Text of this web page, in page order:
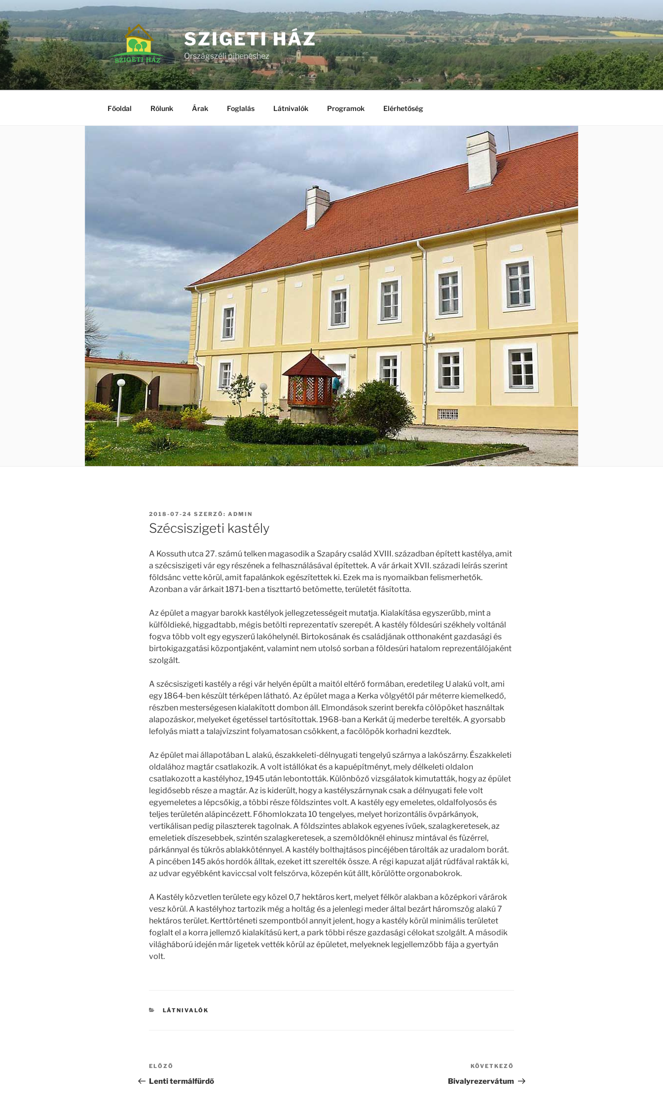
SZIGETI HÁZ
Országszéli pihenéshez
Főoldal Rólunk Árak Foglalás Látnivalók Programok Elérhetőség
BEKÜLDVE:
2018-07-24 SZERZŐ: ADMIN
Szécsiszigeti kastély
A Kossuth utca 27. számú telken magasodik a Szapáry család XVIII. században épített kastélya, amit
a szécsiszigeti vár egy részének a felhasználásával építettek. A vár árkait XVII. századi leírás szerint
földsánc vette körül, amit fapalánkok egészítettek ki. Ezek ma is nyomaikban felismerhetők.
Azonban a vár árkait 1871-ben a tiszttartó betömette, területét fásította.
Az épület a magyar barokk kastélyok jellegzetességeit mutatja. Kialakítása egyszerűbb, mint a
külföldieké, higgadtabb, mégis betölti reprezentatív szerepét. A kastély földesúri székhely voltánál
fogva több volt egy egyszerű lakóhelynél. Birtokosának és családjának otthonaként gazdasági és
birtokigazgatási központjaként, valamint nem utolsó sorban a földesúri hatalom reprezentálójaként
szolgált.
A szécsiszigeti kastély a régi vár helyén épült a maitól eltérő formában, eredetileg U alakú volt, ami
egy 1864-ben készült térképen látható. Az épület maga a Kerka völgyétől pár méterre kiemelkedő,
részben mesterségesen kialakított dombon áll. Elmondások szerint berekfa cölöpöket használtak
alapozáskor, melyeket égetéssel tartósítottak. 1968-ban a Kerkát új mederbe terelték. A gyorsabb
lefolyás miatt a talajvízszint folyamatosan csökkent, a facölöpök korhadni kezdtek.
Az épület mai állapotában L alakú, északkeleti-délnyugati tengelyű szárnya a lakószárny. Északkeleti
oldalához magtár csatlakozik. A volt istállókat és a kapuépítményt, mely délkeleti oldalon
csatlakozott a kastélyhoz, 1945 után lebontották. Különböző vizsgálatok kimutatták, hogy az épület
legidősebb része a magtár. Az is kiderült, hogy a kastélyszárnynak csak a délnyugati fele volt
egyemeletes a lépcsőkig, a többi része földszintes volt. A kastély egy emeletes, oldalfolyosós és
teljes területén alápincézett. Főhomlokzata 10 tengelyes, melyet horizontális övpárkányok,
vertikálisan pedig pilaszterek tagolnak. A földszintes ablakok egyenes ívűek, szalagkeretesek, az
emeletiek díszesebbek, szintén szalagkeretesek, a szemöldöknél ehinusz mintával és füzérrel,
párkánnyal és tükrös ablakköténnyel. A kastély bolthajtásos pincéjében tárolták az uradalom borát.
A pincében 145 akós hordók álltak, ezeket itt szerelték össze. A régi kapuzat alját rúdfával rakták ki,
az udvar egyébként kaviccsal volt felszórva, közepén kút állt, körülötte orgonabokrok.
A Kastély közvetlen területe egy közel 0,7 hektáros kert, melyet félkör alakban a középkori várárok
vesz körül. A kastélyhoz tartozik még a holtág és a jelenlegi meder által bezárt háromszög alakú 7
hektáros terület. Kerttörténeti szempontból annyit jelent, hogy a kastély körül minimális területet
foglalt el a korra jellemző kialakítású kert, a park többi része gazdasági célokat szolgált. A második
világháború idején már ligetek vették körül az épületet, melyeknek legjellemzőbb fája a gyertyán
volt.
KATEGÓRIÁK
LÁTNIVALÓK
Bejegyzés
navigáció
Korábbi
bejegyzés
ELŐZŐ
Lenti termálfürdő
bejegyzés
KÖVETKEZŐ
Bivalyrezervátum